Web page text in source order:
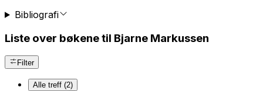
Bibliografi
Liste over bøkene til Bjarne Markussen
Filter
Alle treff (2)